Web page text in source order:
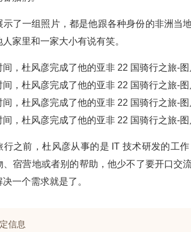
示了一组照片，都是他跟各种身份的非洲当
家里和一家大小有说有笑。
行之前，杜风彦从事的是 IT 技术研发的工
、宿营地或者别的帮助，他少不了要开口交
一个需求就是了。
信息